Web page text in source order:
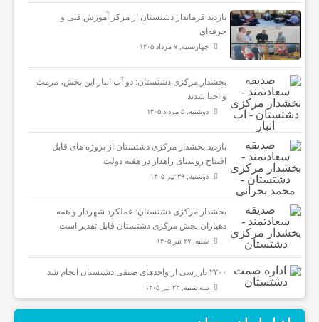
بازدید فرماندار دشتستان از مرکز آموزش فنی و
حرفه‌ای
چهارشنبه, ۷ مرداد ۱۴۰۵
بخشدار مرکزی دشتستان: دو آب انبار این بخش، مرمت
و احیا شدند
دوشنبه, ۵ مرداد ۱۴۰۵
بازدید بخشدار مرکزی دشتستان از پروژه های قابل
افتتاح روستای راهدار در هفته دولت
دوشنبه, ۲۹ تیر ۱۴۰۵
بخشدار مرکزی دشتستان: عملکرد شهردار و همه
دهیاران بخش مرکزی دشتستان قابل تقدیر است
شنبه, ۲۷ تیر ۱۴۰۵
۲۲۰۰ بازرسی از واحدهای صنفی دشتستان انجام شد
سه شنبه, ۲۳ تیر ۱۴۰۵